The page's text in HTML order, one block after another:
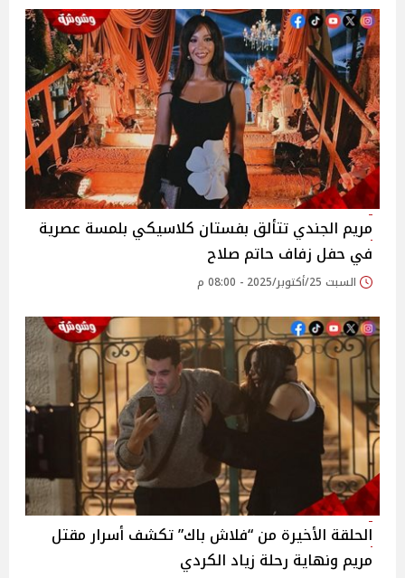
مريم الجندي تتألق بفستان كلاسيكي بلمسة عصرية
في حفل زفاف حاتم صلاح
السبت 25/أكتوبر/2025 - 08:00 م
الحلقة الأخيرة من “فلاش باك” تكشف أسرار مقتل
مريم ونهاية رحلة زياد الكردي‎